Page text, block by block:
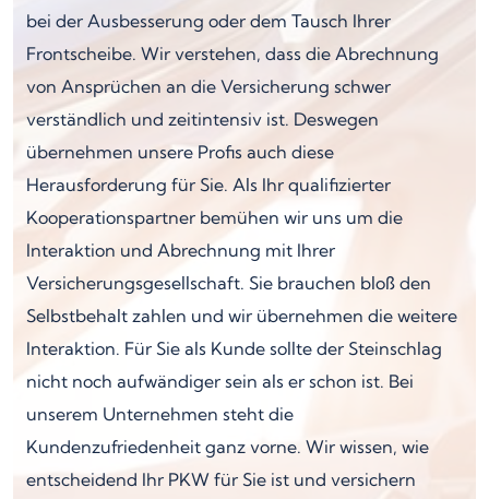
bei der Ausbesserung oder dem Tausch Ihrer
Frontscheibe. Wir verstehen, dass die Abrechnung
von Ansprüchen an die Versicherung schwer
verständlich und zeitintensiv ist. Deswegen
übernehmen unsere Profis auch diese
Herausforderung für Sie. Als Ihr qualifizierter
Kooperationspartner bemühen wir uns um die
Interaktion und Abrechnung mit Ihrer
Versicherungsgesellschaft. Sie brauchen bloß den
Selbstbehalt zahlen und wir übernehmen die weitere
Interaktion. Für Sie als Kunde sollte der Steinschlag
nicht noch aufwändiger sein als er schon ist. Bei
unserem Unternehmen steht die
Kundenzufriedenheit ganz vorne. Wir wissen, wie
entscheidend Ihr PKW für Sie ist und versichern